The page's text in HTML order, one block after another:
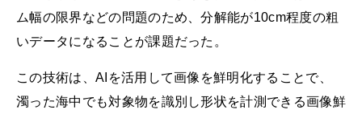
ム幅の限界などの問題のため、分解能が10cm程度の粗
いデータになることが課題だった。
この技術は、AIを活用して画像を鮮明化することで、
濁った海中でも対象物を識別し形状を計測できる画像鮮